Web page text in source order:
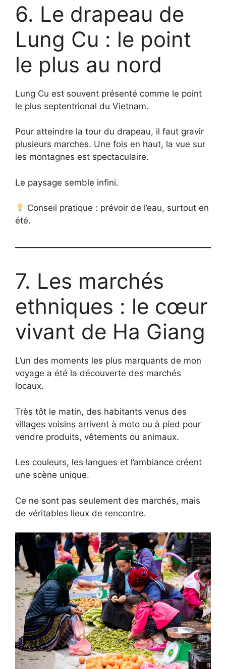
6. Le drapeau de
Lung Cu : le point
le plus au nord
Lung Cu est souvent présenté comme le point
le plus septentrional du Vietnam.
Pour atteindre la tour du drapeau, il faut gravir
plusieurs marches. Une fois en haut, la vue sur
les montagnes est spectaculaire.
Le paysage semble infini.
Conseil pratique : prévoir de l’eau, surtout en
été.
7. Les marchés
ethniques : le cœur
vivant de Ha Giang
L’un des moments les plus marquants de mon
voyage a été la découverte des marchés
locaux.
Très tôt le matin, des habitants venus des
villages voisins arrivent à moto ou à pied pour
vendre produits, vêtements ou animaux.
Les couleurs, les langues et l’ambiance créent
une scène unique.
Ce ne sont pas seulement des marchés, mais
de véritables lieux de rencontre.